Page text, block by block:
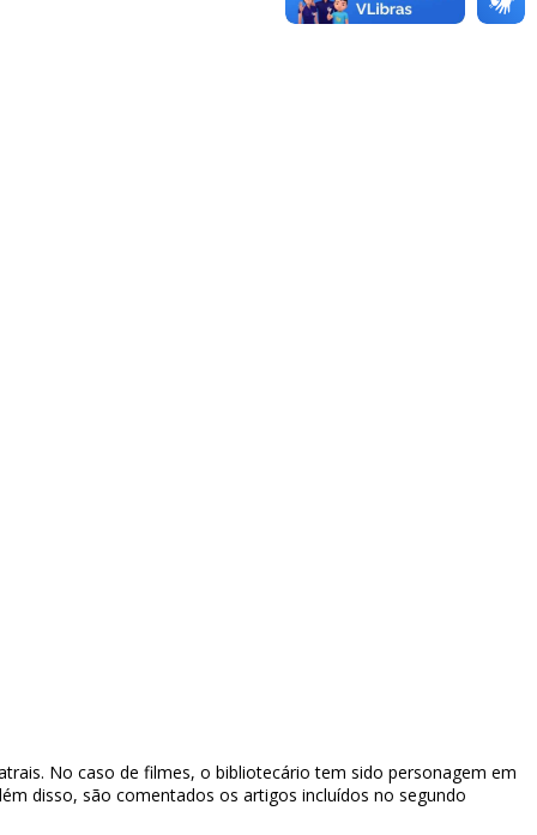
No caso de filmes, o bibliotecário tem sido personagem em
disso, são comentados os artigos incluídos no segundo